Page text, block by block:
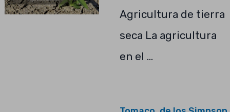
Agricultura de tierra
seca La agricultura
en el …